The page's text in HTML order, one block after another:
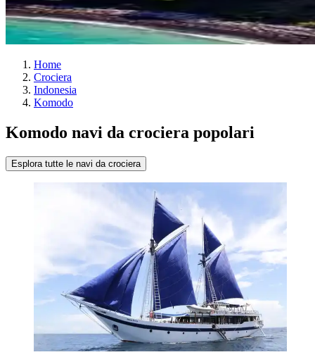
Home
Crociera
Indonesia
Komodo
Komodo navi da crociera popolari
Esplora tutte le navi da crociera